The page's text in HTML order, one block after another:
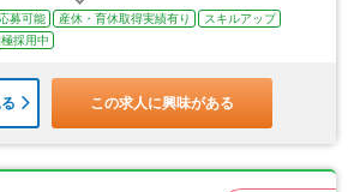
募可能 産休・育休取得実績有り
スキルアップ
採用中
この求人に興味がある